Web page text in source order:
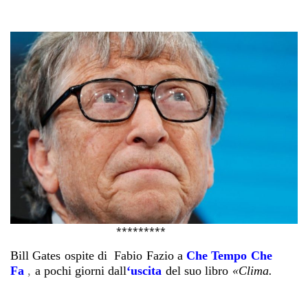
*********
Bill Gates ospite di Fabio Fazio a Che Tempo Che
Fa , a pochi giorni dall‘uscita del suo libro «Clima.